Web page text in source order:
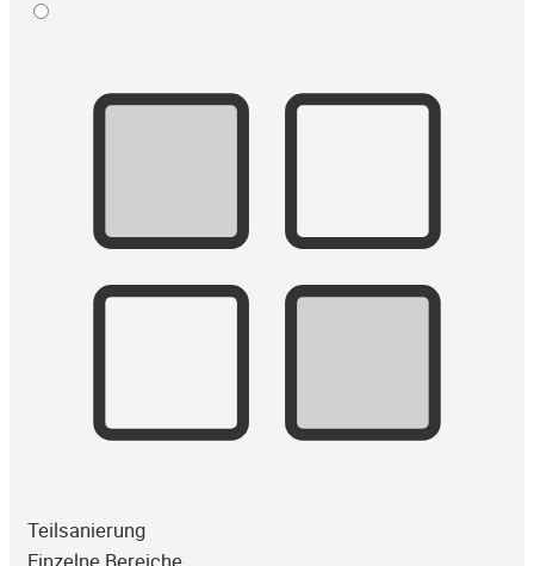
Teilsanierung